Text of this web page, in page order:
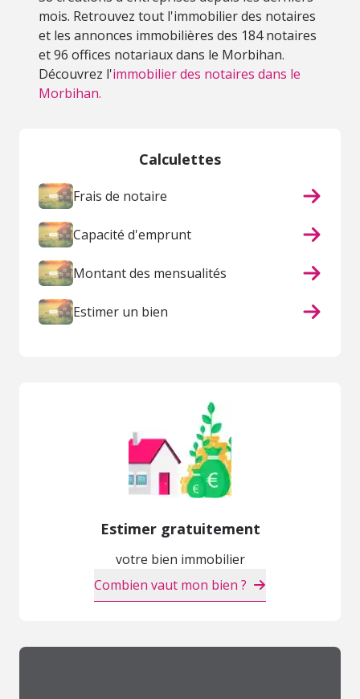
mois. Retrouvez tout l'immobilier des notaires
et les annonces immobilières des 184 notaires
et 96 offices notariaux dans le Morbihan.
Découvrez l'immobilier des notaires dans le
Morbihan.
Calculettes
Frais de notaire
Capacité d'emprunt
Montant des mensualités
Estimer un bien
Estimer gratuitement
votre bien immobilier
Combien vaut mon bien ?